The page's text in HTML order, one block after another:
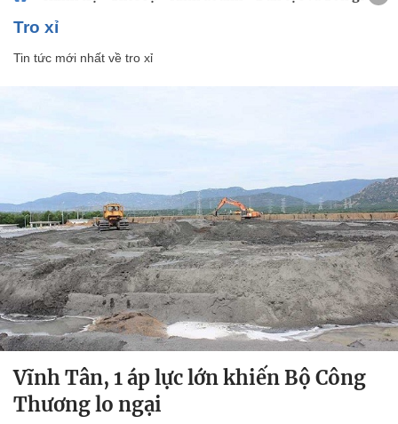
tro xỉ
Tin tức mới nhất về tro xỉ
Vĩnh Tân, 1 áp lực lớn khiến Bộ Công
Thương lo ngại